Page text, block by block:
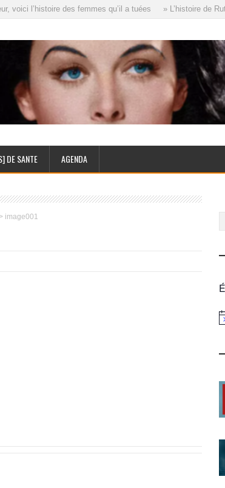
voici l’histoire des femmes qu’il a tuées » L’histoire de
DE SANTE AGENDA
image001